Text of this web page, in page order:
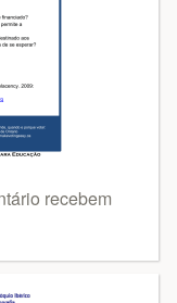
recebem